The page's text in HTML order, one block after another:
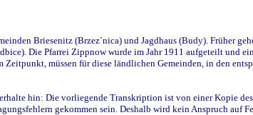
Briesenitz (Brzez`nica) und Jagdhaus (Budy). Früher
Die Pfarrei Zippnow wurde im Jahr 1911 aufgeteilt und
müssen für diese ländlichen Gemeinden, in den
hin: Die vorliegende Transkription ist von einer Kopie
gekommen sein. Deshalb wird kein Anspruch auf